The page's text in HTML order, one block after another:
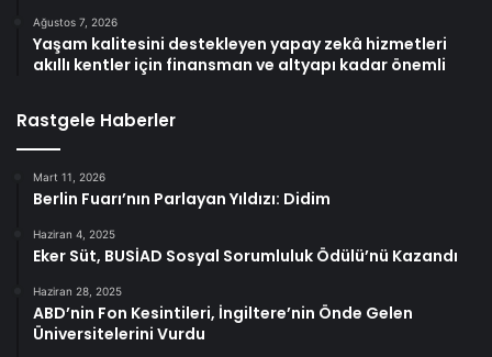
Ağustos 7, 2026
Yaşam kalitesini destekleyen yapay zekâ hizmetleri
akıllı kentler için finansman ve altyapı kadar önemli
Rastgele Haberler
Mart 11, 2026
Berlin Fuarı’nın Parlayan Yıldızı: Didim
Haziran 4, 2025
Eker Süt, BUSİAD Sosyal Sorumluluk Ödülü’nü Kazandı
Haziran 28, 2025
ABD’nin Fon Kesintileri, İngiltere’nin Önde Gelen
Üniversitelerini Vurdu